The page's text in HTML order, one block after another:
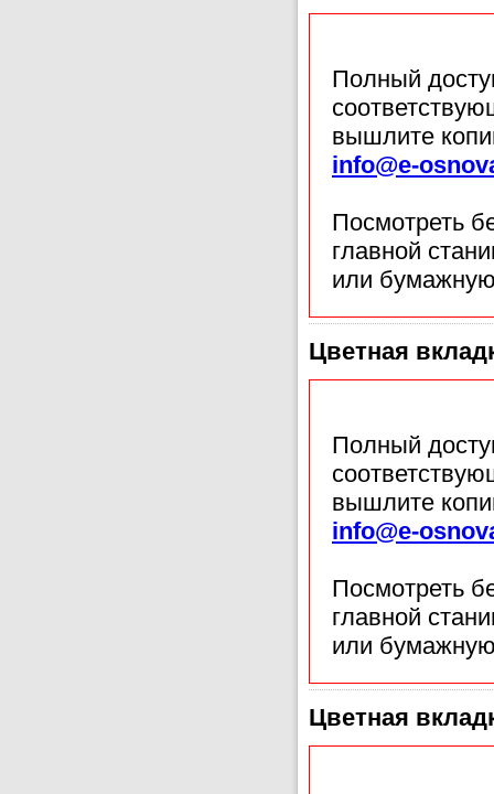
Полный
вышлите
info@e-
Посмотреть
главной
или
Цветная
Полный
вышлите
info@e-
Посмотреть
главной
или
Цветная